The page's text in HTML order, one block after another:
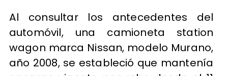
Al consultar los antecedentes del
automóvil, una camioneta station
wagon marca Nissan, modelo Murano,
año 2008, se estableció que mantenía